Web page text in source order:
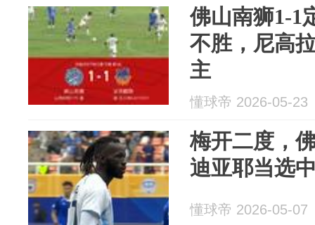
佛山南狮1-1
不胜，尼高
主
懂球帝 2026-05-23
梅开二度，
迪亚耶当选
懂球帝 2026-05-07